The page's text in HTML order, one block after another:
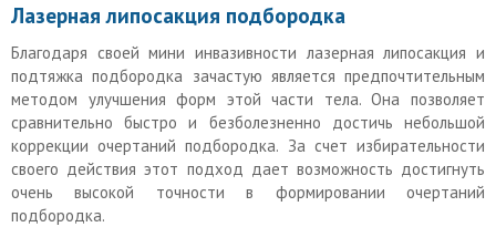
Лазерная липосакция подбородка
Благодаря своей мини инвазивности лазерная липосакция и
подтяжка подбородка зачастую является предпочтительным
методом улучшения форм этой части тела. Она позволяет
сравнительно быстро и безболезненно достичь небольшой
коррекции очертаний подбородка. За счет избирательности
своего действия этот подход дает возможность достигнуть
очень высокой точности в формировании очертаний
подбородка.